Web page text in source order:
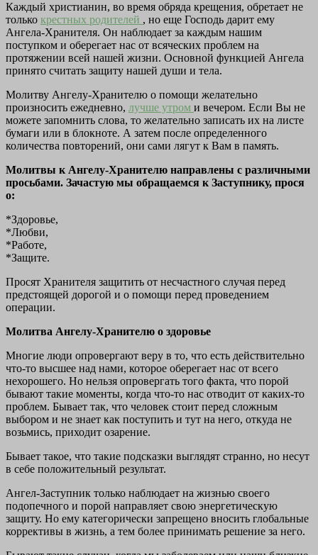
Каждый христианин, во время обряда крещения, обретает не
только крестных родителей , но еще Господь дарит ему
Ангела-Хранителя. Он наблюдает за каждым нашим
поступком и оберегает нас от всяческих проблем на
протяжении всей нашей жизни. Основной функцией Ангела
принято считать защиту нашей души и тела.
Молитву Ангелу-Хранителю о помощи желательно
произносить ежедневно, лучше утром и вечером. Если Вы не
можете запомнить слова, то желательно записать их на листе
бумаги или в блокноте. А затем после определенного
количества повторений, они сами лягут к Вам в память.
Молитвы к Ангелу-Хранителю направлены с различными
просьбами. Зачастую мы обращаемся к Заступнику, прося
о:
*Здоровье,
*Любви,
*Работе,
*Защите.
Просят Хранителя защитить от несчастного случая перед
предстоящей дорогой и о помощи перед проведением
операции.
Молитва Ангелу-Хранителю о здоровье
Многие люди опровергают веру в то, что есть действительно
что-то высшее над нами, которое оберегает нас от всего
нехорошего. Но нельзя опровергать того факта, что порой
бывают такие моменты, когда что-то нас отводит от каких-то
проблем. Бывает так, что человек стоит перед сложным
выбором и не знает как поступить и тут на него, откуда не
возьмись, приходит озарение.
Бывает такое, что такие подсказки выглядят странно, но несут
в себе положительный результат.
Ангел-Заступник только наблюдает на жизнью своего
подопечного и порой направляет свою энергетическую
защиту. Но ему категорически запрещено вносить глобальные
коррективы в жизнь, а тем более принимать решение за него.